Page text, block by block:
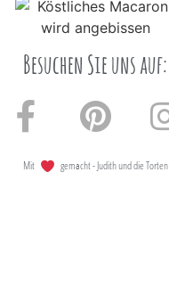
Besuchen Sie uns auf:
Mit gemacht - Judith und die Torten